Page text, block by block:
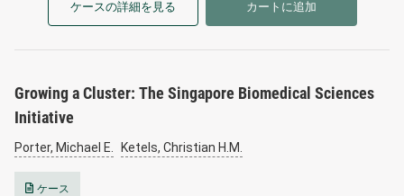
ケースの詳細を見る カートに追加
Growing a Cluster: The Singapore Biomedical Sciences
Initiative
Porter, Michael E. Ketels, Christian H.M.
ケース